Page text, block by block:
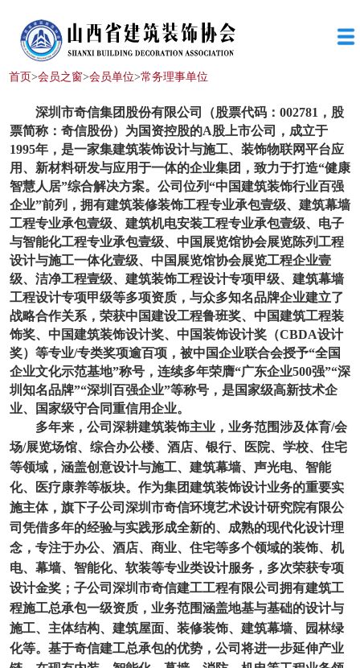
首页>会员之窗>会员单位>常务理事单位
深圳市奇信集团股份有限公司（股票代码：002781，股
票简称：奇信股份） 为国资控股的A股上市公司，成立于
1995年，是一家集建筑装饰设计与施工、装饰物联网平台应
用、新材料研发与应用于一体的企业集团，致力于打造“健康
智慧人居”综合解决方案。公司位列“中国建筑装饰行业百强
企业”前列，拥有建筑装修装饰工程专业承包壹级、建筑幕墙
工程专业承包壹级、建筑机电安装工程专业承包壹级、电子
与智能化工程专业承包壹级、中国展览馆协会展览陈列工程
设计与施工一体化壹级、中国展览馆协会展览工程企业壹
级、洁净工程壹级、建筑装饰工程设计专项甲级、建筑幕墙
工程设计专项甲级等多项资质，与众多知名品牌企业建立了
战略合作关系，荣获中国建设工程鲁班奖、中国建筑工程装
饰奖、中国建筑装饰设计奖、中国装饰设计奖（CBDA设计
奖）等专业/专类奖项逾百项，被中国企业联合会授予“全国
企业文化示范基地”称号，连续多年荣膺“广东企业500强”“深
圳知名品牌”“深圳百强企业”等称号，是国家级高新技术企
业、国家级守合同重信用企业。
多年来，公司深耕建筑装饰主业，业务范围涉及体育/会
场/展览场馆、综合办公楼、酒店、银行、医院、学校、住宅
等领域，涵盖创意设计与施工、建筑幕墙、声光电、智能
化、
医疗康养等板块。作为集团建筑装饰设计业务的重要实
施主体，旗下子公司深圳市奇信环境艺术设计研究院有限公
司凭借多年的经验与实践形成全新的、成熟的现代化设计理
念，专注于办公、酒店、商业、住宅等多个领域的装饰、机
电、幕墙、智能化、软装等专业类设计服务，多次荣获专项
设计金奖；子公司深圳市奇信建工工程有限公司拥有建筑工
程施工总承包一级资质，业务范围涵盖地基与基础的设计与
施工、主体结构、建筑屋面、装修装饰、建筑幕墙、园林绿
化等。基于奇信建工总承包的优势，公司将进一步延伸产业